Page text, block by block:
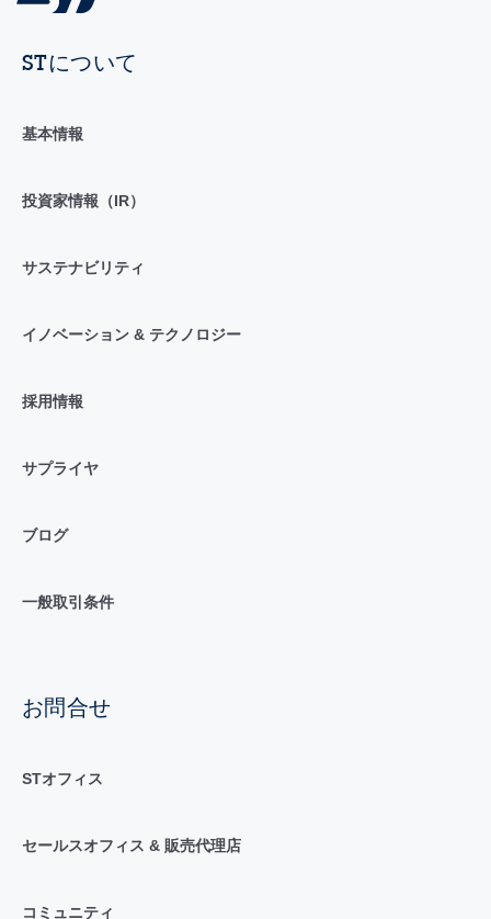
STについて
基本情報
投資家情報（IR）
サステナビリティ
イノベーション & テクノロジー
採用情報
サプライヤ
ブログ
一般取引条件
お問合せ
STオフィス
セールスオフィス & 販売代理店
コミュニティ